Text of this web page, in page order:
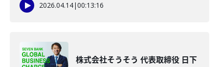
2026.04.14|00:13:16
株式会社そうそう 代表取締役 日下